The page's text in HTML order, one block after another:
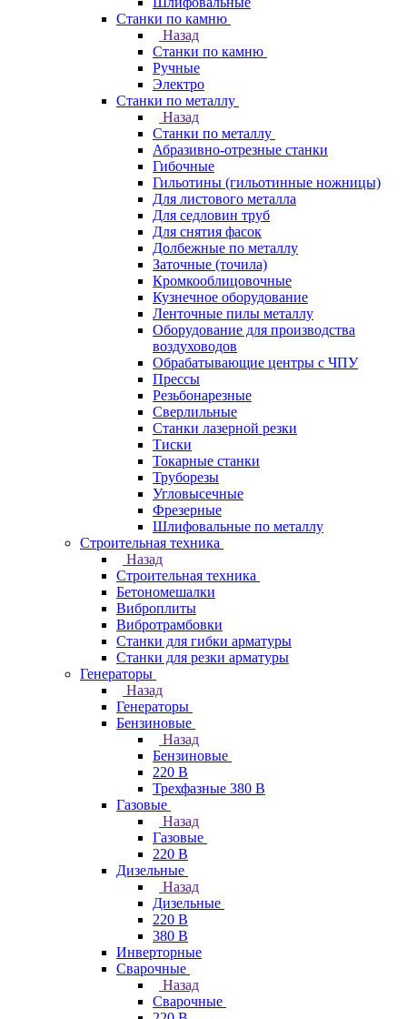
Станки по камню
Назад
Станки по камню
Ручные
Электро
Станки по металлу
Назад
Станки по металлу
Абразивно-отрезные станки
Гибочные
Гильотины (гильотинные ножницы)
Для листового металла
Для седловин труб
Для снятия фасок
Долбежные по металлу
Заточные (точила)
Кромкооблицовочные
Кузнечное оборудование
Ленточные пилы металлу
Оборудование для производства
воздуховодов
Обрабатывающие центры с ЧПУ
Прессы
Резьбонарезные
Сверлильные
Станки лазерной резки
Тиски
Токарные станки
Труборезы
Угловысечные
Фрезерные
Шлифовальные по металлу
Строительная техника
Назад
Строительная техника
Бетономешалки
Виброплиты
Вибротрамбовки
Станки для гибки арматуры
Станки для резки арматуры
Генераторы
Назад
Генераторы
Бензиновые
Назад
Бензиновые
220 В
Трехфазные 380 В
Газовые
Назад
Газовые
220 В
Дизельные
Назад
Дизельные
220 В
380 В
Инверторные
Сварочные
Назад
Сварочные